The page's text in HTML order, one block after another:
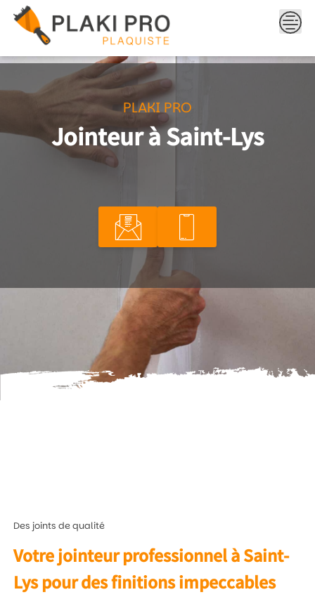
content
PLAKI PRO
Jointeur à Saint-Lys
Des joints de qualité
Votre jointeur professionnel à Saint-
Lys pour des finitions impeccables